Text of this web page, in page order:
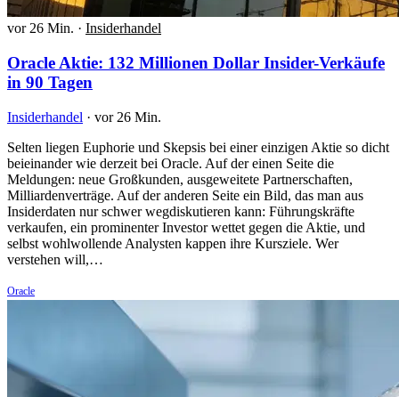
vor 26 Min. · Insiderhandel
Oracle Aktie: 132 Millionen Dollar Insider-Verkäufe
in 90 Tagen
Insiderhandel · vor 26 Min.
Selten liegen Euphorie und Skepsis bei einer einzigen Aktie so dicht
beieinander wie derzeit bei Oracle. Auf der einen Seite die
Meldungen: neue Großkunden, ausgeweitete Partnerschaften,
Milliardenverträge. Auf der anderen Seite ein Bild, das man aus
Insiderdaten nur schwer wegdiskutieren kann: Führungskräfte
verkaufen, ein prominenter Investor wettet gegen die Aktie, und
selbst wohlwollende Analysten kappen ihre Kursziele. Wer
verstehen will,…
Oracle